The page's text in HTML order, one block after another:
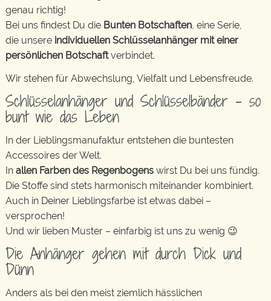
genau richtig!
Bei uns findest Du die Bunten Botschaften, eine Serie,
die unsere individuellen Schlüsselanhänger mit einer
persönlichen Botschaftverbindet.
Wir stehen für Abwechslung, Vielfalt und Lebensfreude.
Schlüsselanhänger und Schlüsselbänder – so
bunt wie das Leben
In der Lieblingsmanufaktur entstehen die buntesten
Accessoires der Welt.
In allen Farben des Regenbogens wirst Du bei uns fündig.
Die Stoffe sind stets harmonisch miteinander kombiniert.
Auch in Deiner Lieblingsfarbe ist etwas dabei –
versprochen!
Und wir lieben Muster – einfarbig ist uns zu wenig 😉
Die Anhänger gehen mit durch Dick und
Dünn
Anders als bei den meist ziemlich hässlichen